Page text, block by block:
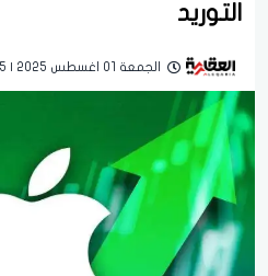
التوريد
الجمعة 01 اغسطس 2025 | 12:25 مساءً